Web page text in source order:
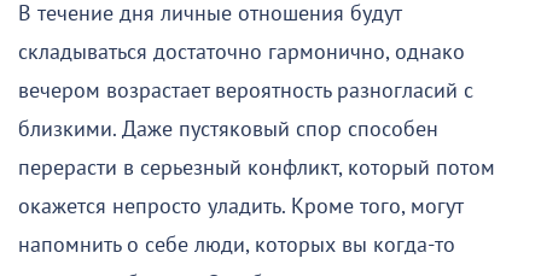
В течение дня личные отношения будут
складываться достаточно гармонично, однако
вечером возрастает вероятность разногласий с
близкими. Даже пустяковый спор способен
перерасти в серьезный конфликт, который потом
окажется непросто уладить. Кроме того, могут
напомнить о себе люди, которых вы когда-то